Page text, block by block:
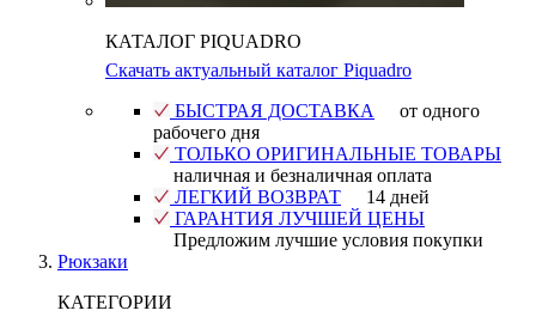
КАТАЛОГ PIQUADRO
Скачать актуальный каталог Piquadro
БЫСТРАЯ ДОСТАВКА
от одного
рабочего дня
ТОЛЬКО ОРИГИНАЛЬНЫЕ ТОВАРЫ
наличная и безналичная оплата
ЛЕГКИЙ ВОЗВРАТ
14 дней
ГАРАНТИЯ ЛУЧШЕЙ ЦЕНЫ
Предложим лучшие условия покупки
Рюкзаки
КАТЕГОРИИ